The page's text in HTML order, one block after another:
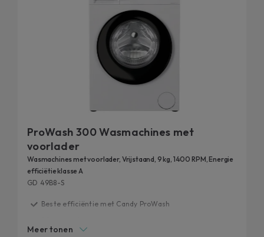
ProWash 300 Wasmachines met
voorlader
Wasmachines met voorlader, Vrijstaand, 9 kg, 1400 RPM, Energie
efficiëtie klasse A
GD 49B8-S
Beste efficiëntie met Candy ProWash
Meer tonen